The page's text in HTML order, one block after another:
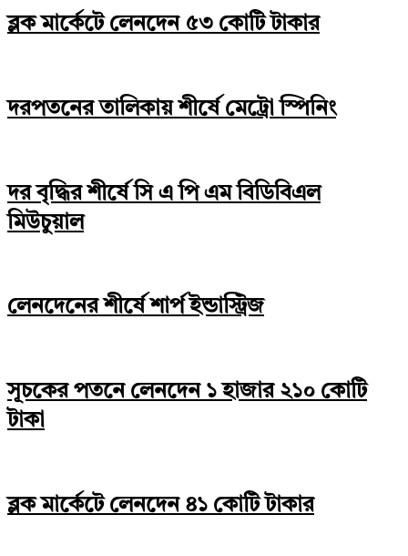
ব্লক মার্কেটে লেনদেন ৫৩ কোটি টাকার
দরপতনের তালিকায় শীর্ষে মেট্রো স্পিনিং
দর বৃদ্ধির শীর্ষে সি এ পি এম বিডিবিএল
মিউচুয়াল
লেনদেনের শীর্ষে শার্প ইন্ডাস্ট্রিজ
সূচকের পতনে লেনদেন ১ হাজার ২১০ কোটি
টাকা
ব্লক মার্কেটে লেনদেন ৪১ কোটি টাকার